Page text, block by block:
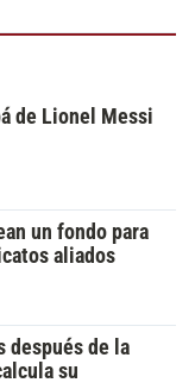
de Lionel Messi
un fondo para
aliados
después de la
su